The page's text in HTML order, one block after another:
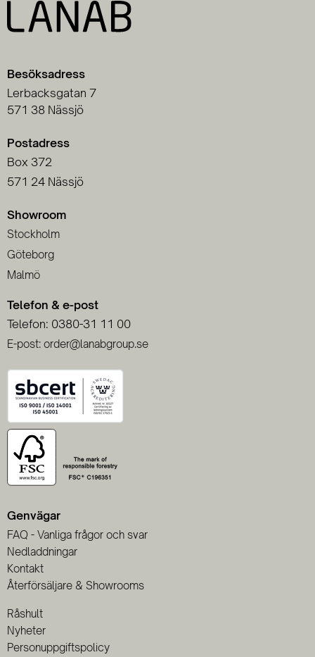
Besöksadress
Lerbacksgatan 7
571 38 Nässjö
Postadress
Box 372
571 24 Nässjö
Showroom
Stockholm
Göteborg
Malmö
Telefon & e-post
Telefon: 0380-31 11 00
E-post: order@lanabgroup.se
Genvägar
FAQ - Vanliga frågor och svar
Nedladdningar
Kontakt
Återförsäljare & Showrooms
Råshult
Nyheter
Personuppgiftspolicy